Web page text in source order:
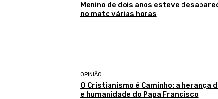
Menino de dois anos esteve
no mato várias horas
OPINIÃO
O Cristianismo é Caminho: a herança
e humanidade do Papa Francisco